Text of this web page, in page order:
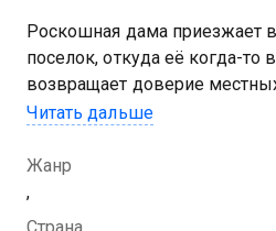
Роскошная дама приезжает
поселок, откуда её когда-то
возвращает доверие
умению шить превосходные
прошлом и мести за изгнание
Читать дальше
Жанр
,